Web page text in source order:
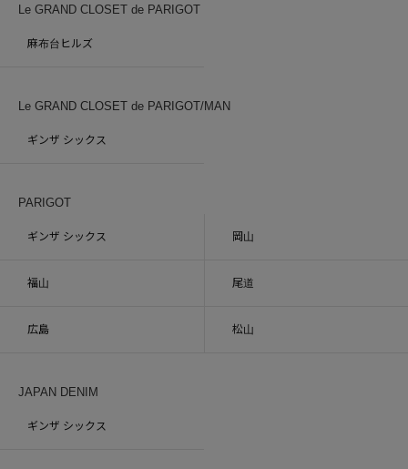
Le GRAND CLOSET de PARIGOT
麻布台ヒルズ
Le GRAND CLOSET de PARIGOT/MAN
ギンザ シックス
PARIGOT
ギンザ シックス 岡山
福山 尾道
広島 松山
JAPAN DENIM
ギンザ シックス